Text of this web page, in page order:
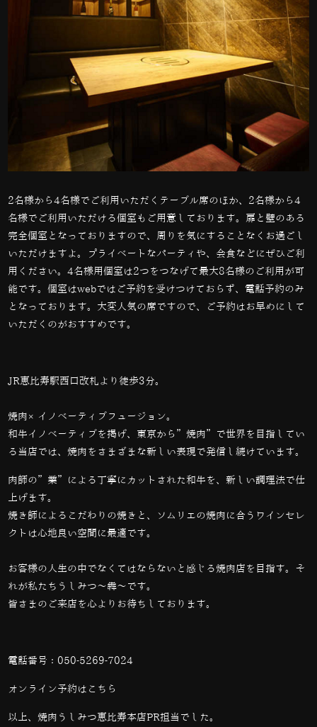
2名様から4名様でご利用いただくテーブル席のほか、 2名様から4
名様でご利用いただける個室もご用意しております。扉と壁のある
完全個室となっておりますので、周りを気にすることなくお過ごし
いただけますよ。プライベートなパーティや、会食などにぜひご利
用ください。4名様用個室は2つをつなげて最大8名様のご利用が可
能です。個室はwebではご予約を受けつけておらず、電話予約のみ
となっております。大変人気の席ですので、ご予約はお早めにして
いただくのがおすすめです。
JR恵比寿駅西口改札より徒歩3分。
焼肉×イノベーティブフュージョン。
和牛イノベーティブを掲げ、東京から”焼肉”で世界を目指してい
る当店では、焼肉をさまざまな新しい表現で発信し続けています。
肉師の”業”による丁寧にカットされた和牛を、新しい調理法で仕
上げます。
焼き師によるこだわりの焼きと、ソムリエの焼肉に合うワインセレ
クトは心地良い空間に最適です。
お客様の人生の中でなくてはならないと感じる焼肉店を目指す。そ
れが私たちうしみつ～犇～です。
皆さまのご来店を心よりお待ちしております。
電話番号： 050-5269-7024
オンライン予約は こちら
以上、焼肉うしみつ恵比寿本店PR担当でした。